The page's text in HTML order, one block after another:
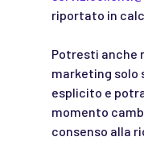
riportato in
Potresti anche
marketing solo
esplicito e
momento
consenso alla